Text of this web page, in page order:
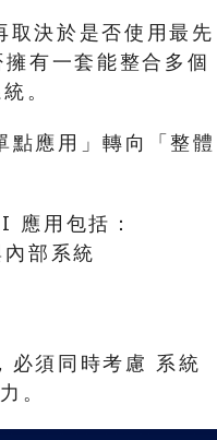
決於是否使用最先
有一套能整合多個
。
應用」轉向「整體
應用包括：
部系統
必須同時考慮 系統
。